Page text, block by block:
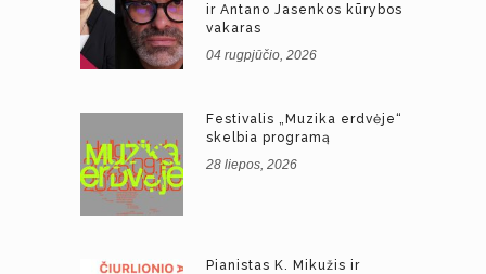
ir Antano Jasenkos kūrybos
vakaras
04 rugpjūčio, 2026
Festivalis „Muzika erdvėje“
skelbia programą
28 liepos, 2026
Pianistas K. Mikužis ir